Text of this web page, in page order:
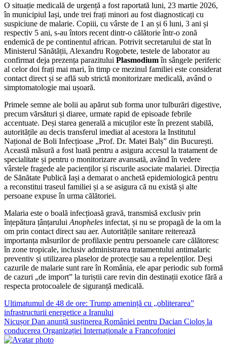
O situație medicală de urgență a fost raportată luni, 23 martie 2026,
în municipiul Iași, unde trei frați minori au fost diagnosticați cu
suspiciune de malarie. Copiii, cu vârste de 1 an și 6 luni, 3 ani și
respectiv 5 ani, s-au întors recent dintr-o călătorie într-o zonă
endemică de pe continentul african. Potrivit secretarului de stat în
Ministerul Sănătății, Alexandru Rogobete, testele de laborator au
confirmat deja prezența parazitului Plasmodiumîn sângele periferic
al celor doi frați mai mari, în timp ce mezinul familiei este considerat
contact direct și se află sub strictă monitorizare medicală, având o
simptomatologie mai ușoară.
Primele semne ale bolii au apărut sub forma unor tulburări digestive,
precum vărsături și diaree, urmate rapid de episoade febrile
accentuate. Deși starea generală a micuților este în prezent stabilă,
autoritățile au decis transferul imediat al acestora la Institutul
Național de Boli Infecțioase „Prof. Dr. Matei Balș” din București.
Această măsură a fost luată pentru a asigura accesul la tratament de
specialitate și pentru o monitorizare avansată, având în vedere
vârstele fragede ale pacienților și riscurile asociate malariei. Direcția
de Sănătate Publică Iași a demarat o anchetă epidemiologică pentru
a reconstitui traseul familiei și a se asigura că nu există și alte
persoane expuse în urma călătoriei.
Malaria este o boală infecțioasă gravă, transmisă exclusiv prin
înțepătura țânțarului Anopheles infectat, și nu se propagă de la om la
om prin contact direct sau aer. Autoritățile sanitare reiterează
importanța măsurilor de profilaxie pentru persoanele care călătoresc
în zone tropicale, inclusiv administrarea tratamentului antimalaric
preventiv și utilizarea plaselor de protecție sau a repelenților. Deși
cazurile de malarie sunt rare în România, ele apar periodic sub formă
de cazuri „de import” la turiștii care revin din destinații exotice fără a
respecta protocoalele de siguranță medicală.
Navigare
în
articole
Ultimatumul de 48 de ore: Trump amenință cu „obliterarea”
infrastructurii energetice a Iranului
Nicușor Dan anunță susținerea României pentru Dacian Cioloș la
conducerea Organizației Internaționale a Francofoniei